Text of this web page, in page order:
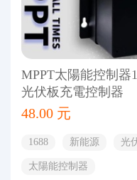
MPPT太陽能控制器
光伏板充電控制器
48.00 元
1688 新能源 光
太陽能控制器